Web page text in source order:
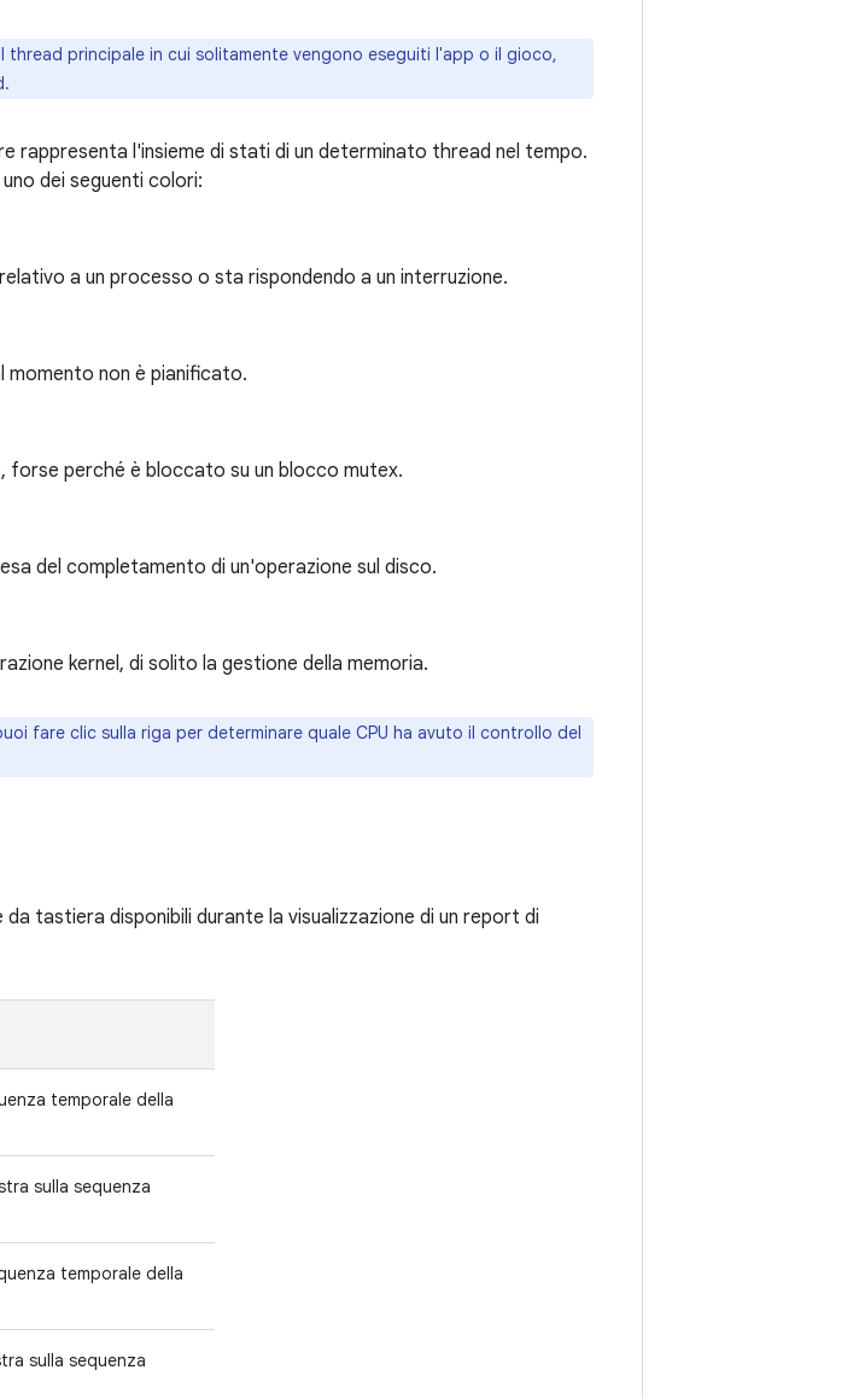
principale in cui solitamente vengono eseguiti l'app o il gioco,
rappresenta l'insieme di stati di un determinato thread nel tempo.
dei seguenti colori:
a un processo o sta rispondendo a un interruzione.
momento non è pianificato.
forse perché è bloccato su un blocco mutex.
del completamento di un'operazione sul disco.
kernel, di solito la gestione della memoria.
fare clic sulla riga per determinare quale CPU ha avuto il controllo del
tastiera disponibili durante la visualizzazione di un report di
temporale della
sulla sequenza
temporale della
sulla sequenza